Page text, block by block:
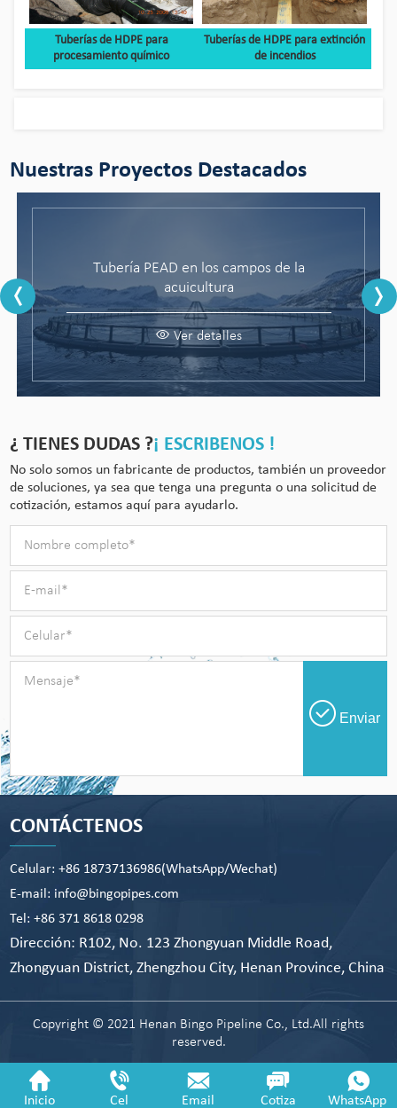
Tuberías de HDPE para
procesamiento químico
Tuberías de HDPE para extinción
de incendios
Nuestras Proyectos Destacados
Tubería PEAD en los campos de la
acuicultura
Ver detalles
¿ TIENES DUDAS ?¡ ESCRIBENOS !
No solo somos un fabricante de productos, también un proveedor
de soluciones, ya sea que tenga una pregunta o una solicitud de
cotización, estamos aquí para ayudarlo.
Enviar
CONTÁCTENOS
Celular: +86 18737136986(WhatsApp/Wechat)
E-mail: info@bingopipes.com
Tel: +86 371 8618 0298
Dirección: R102, No. 123 Zhongyuan Middle Road,
Zhongyuan District, Zhengzhou City, Henan Province, China
Copyright © 2021 Henan Bingo Pipeline Co., Ltd.All rights
reserved.
Inicio Cel Email Cotiza WhatsApp